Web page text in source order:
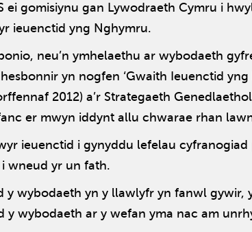
ei gomisiynu gan Lywodraeth Cymru i
ieuenctid yng Nghymru.
neu’n ymhelaethu ar wybodaeth
yn nogfen ‘Gwaith Ieuenctid
2012) a’r Strategaeth
er mwyn iddynt allu chwarae rhan
ieuenctid i gynyddu lefelau
wneud yr un fath.
y wybodaeth yn y llawlyfr yn fanwl
wybodaeth ar y wefan yma nac am